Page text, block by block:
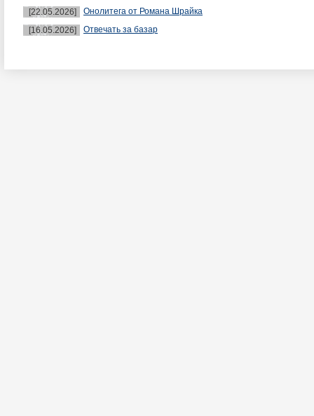
[22.05.2026]
Онолитега от Романа Шрайка
[16.05.2026]
Отвечать за базар